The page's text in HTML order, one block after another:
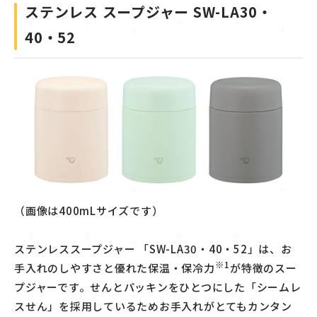
ステンレス スープジャー SW-LA30・
40・52
（画像は400mLサイズです）
ステンレススープジャー 「SW-LA30 ・ 40 ・ 52」は、お
手入れのしやすさと優れた保温・保冷力※1が特徴のスー
プジャーです。せんとパッキンをひとつにした「シームレ
スせん」を採用しているためお手入れがとてもカンタン